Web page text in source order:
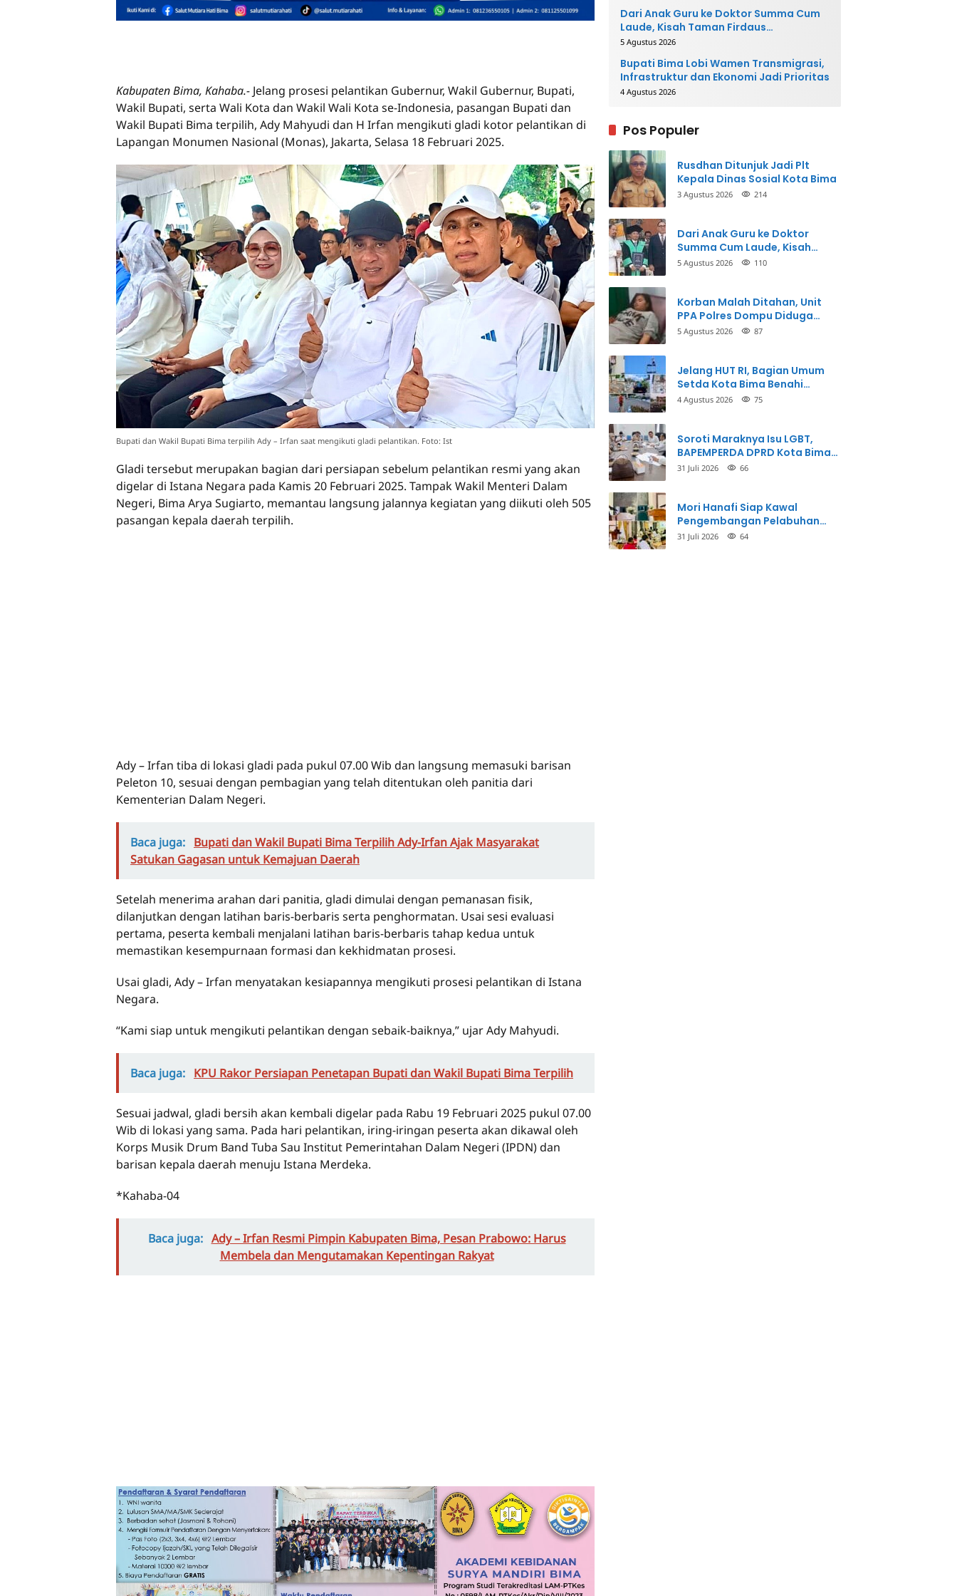
Kabupaten Bima, Kahaba.- Jelang prosesi pelantikan Gubernur, Wakil Gubernur, Bupati,
Wakil Bupati, serta Wali Kota dan Wakil Wali Kota se-Indonesia, pasangan Bupati dan
Wakil Bupati Bima terpilih, Ady Mahyudi dan H Irfan mengikuti gladi kotor pelantikan di
Lapangan Monumen Nasional (Monas), Jakarta, Selasa 18 Februari 2025.
Bupati dan Wakil Bupati Bima terpilih Ady – Irfan saat mengikuti gladi pelantikan. Foto: Ist
Gladi tersebut merupakan bagian dari persiapan sebelum pelantikan resmi yang akan
digelar di Istana Negara pada Kamis 20 Februari 2025. Tampak Wakil Menteri Dalam
Negeri, Bima Arya Sugiarto, memantau langsung jalannya kegiatan yang diikuti oleh 505
pasangan kepala daerah terpilih.
Ady – Irfan tiba di lokasi gladi pada pukul 07.00 Wib dan langsung memasuki barisan
Peleton 10, sesuai dengan pembagian yang telah ditentukan oleh panitia dari
Kementerian Dalam Negeri.
Baca juga: Bupati dan Wakil Bupati Bima Terpilih Ady-Irfan Ajak Masyarakat
Satukan Gagasan untuk Kemajuan Daerah
Setelah menerima arahan dari panitia, gladi dimulai dengan pemanasan fisik,
dilanjutkan dengan latihan baris-berbaris serta penghormatan. Usai sesi evaluasi
pertama, peserta kembali menjalani latihan baris-berbaris tahap kedua untuk
memastikan kesempurnaan formasi dan kekhidmatan prosesi.
Usai gladi, Ady – Irfan menyatakan kesiapannya mengikuti prosesi pelantikan di Istana
Negara.
“Kami siap untuk mengikuti pelantikan dengan sebaik-baiknya,” ujar Ady Mahyudi.
Baca juga: KPU Rakor Persiapan Penetapan Bupati dan Wakil Bupati Bima Terpilih
Sesuai jadwal, gladi bersih akan kembali digelar pada Rabu 19 Februari 2025 pukul 07.00
Wib di lokasi yang sama. Pada hari pelantikan, iring-iringan peserta akan dikawal oleh
Korps Musik Drum Band Tuba Sau Institut Pemerintahan Dalam Negeri (IPDN) dan
barisan kepala daerah menuju Istana Merdeka.
*Kahaba-04
Baca juga: Ady – Irfan Resmi Pimpin Kabupaten Bima, Pesan Prabowo: Harus
Membela dan Mengutamakan Kepentingan Rakyat
Dari Anak Guru ke Doktor Summa Cum
Laude, Kisah Taman Firdaus
Menginspirasi
5 Agustus 2026
Bupati Bima Lobi Wamen Transmigrasi,
Infrastruktur dan Ekonomi Jadi Prioritas
4 Agustus 2026
Pos Populer
Rusdhan Ditunjuk Jadi Plt
Kepala Dinas Sosial Kota Bima
3 Agustus 2026 214
Dari Anak Guru ke Doktor
Summa Cum Laude, Kisah
Taman Firdaus Menginspirasi
5 Agustus 2026 110
Korban Malah Ditahan, Unit
PPA Polres Dompu Diduga
Balikkan Fakta Kasus
5 Agustus 2026 87
Jelang HUT RI, Bagian Umum
Setda Kota Bima Benahi
Kantor Pemkot
4 Agustus 2026 75
Soroti Maraknya Isu LGBT,
BAPEMPERDA DPRD Kota Bima
Mulai Bahas Rancangan Perda
31 Juli 2026 66
Mori Hanafi Siap Kawal
Pengembangan Pelabuhan
Bima, KSOP Usulkan Tambahan
31 Juli 2026 64